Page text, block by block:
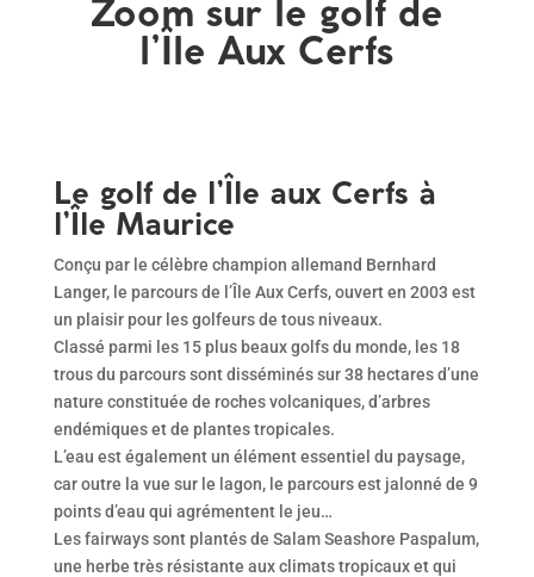
Zoom sur le golf de
l’Île Aux Cerfs
Le golf de l’Île aux Cerfs à
l’Île Maurice
Conçu par le célèbre champion allemand Bernhard
Langer, le parcours de l’Île Aux Cerfs, ouvert en 2003 est
un plaisir pour les golfeurs de tous niveaux.
Classé parmi les 15 plus beaux golfs du monde, les 18
trous du parcours sont disséminés sur 38 hectares d’une
nature constituée de roches volcaniques, d’arbres
endémiques et de plantes tropicales.
L’eau est également un élément essentiel du paysage,
car outre la vue sur le lagon, le parcours est jalonné de 9
points d’eau qui agrémentent le jeu…
Les fairways sont plantés de Salam Seashore Paspalum,
une herbe très résistante aux climats tropicaux et qui